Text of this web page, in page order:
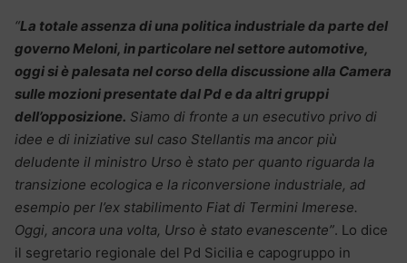
“La totale assenza di una politica industriale da parte del
governo Meloni, in particolare nel settore automotive,
oggi si è palesata nel corso della discussione alla Camera
sulle mozioni presentate dal Pd e da altri gruppi
dell’opposizione. Siamo di fronte a un esecutivo privo di
idee e di iniziative sul caso Stellantis ma ancor più
deludente il ministro Urso è stato per quanto riguarda la
transizione ecologica e la riconversione industriale, ad
esempio per l’ex stabilimento Fiat di Termini Imerese.
Oggi, ancora una volta, Urso è stato evanescente”. Lo dice
il segretario regionale del Pd Sicilia e capogruppo in